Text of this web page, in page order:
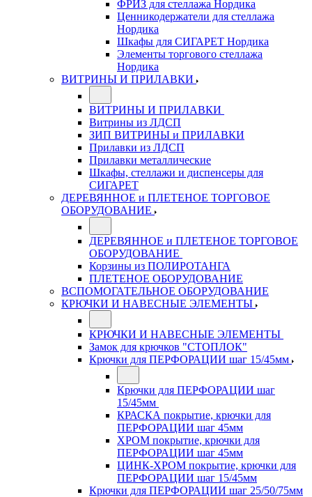
ФРИЗ для стеллажа Нордика
Ценникодержатели для стеллажа
Нордика
Шкафы для СИГАРЕТ Нордика
Элементы торгового стеллажа
Нордика
ВИТРИНЫ И ПРИЛАВКИ
ВИТРИНЫ И ПРИЛАВКИ
Витрины из ЛДСП
ЗИП ВИТРИНЫ и ПРИЛАВКИ
Прилавки из ЛДСП
Прилавки металлические
Шкафы, стеллажи и диспенсеры для
СИГАРЕТ
ДЕРЕВЯННОЕ и ПЛЕТЕНОЕ ТОРГОВОЕ
ОБОРУДОВАНИЕ
ДЕРЕВЯННОЕ и ПЛЕТЕНОЕ ТОРГОВОЕ
ОБОРУДОВАНИЕ
Корзины из ПОЛИРОТАНГА
ПЛЕТЕНОЕ ОБОРУДОВАНИЕ
ВСПОМОГАТЕЛЬНОЕ ОБОРУДОВАНИЕ
КРЮЧКИ И НАВЕСНЫЕ ЭЛЕМЕНТЫ
КРЮЧКИ И НАВЕСНЫЕ ЭЛЕМЕНТЫ
Замок для крючков "СТОПЛОК"
Крючки для ПЕРФОРАЦИИ шаг 15/45мм
Крючки для ПЕРФОРАЦИИ шаг
15/45мм
КРАСКА покрытие, крючки для
ПЕРФОРАЦИИ шаг 45мм
ХРОМ покрытие, крючки для
ПЕРФОРАЦИИ шаг 45мм
ЦИНК-ХРОМ покрытие, крючки для
ПЕРФОРАЦИИ шаг 15/45мм
Крючки для ПЕРФОРАЦИИ шаг 25/50/75мм